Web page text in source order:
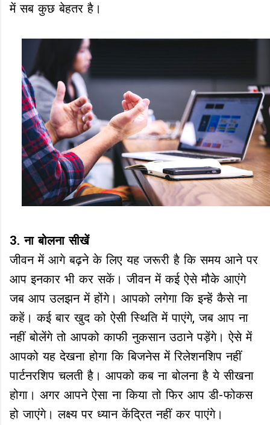
में सब कुछ बेहतर है।
3. ना बोलना सीखें
जीवन में आगे बढ़ने के लिए यह जरूरी है कि समय आने पर
आप इनकार भी कर सकें। जीवन में कई ऐसे मौके आएंगे
जब आप उलझन में होंगे। आपको लगेगा कि इन्हें कैसे ना
कहें। कई बार खुद को ऐसी स्थिति में पाएंगे, जब आप ना
नहीं बोलेंगे तो आपको काफी नुकसान उठाने पड़ेंगे। ऐसे में
आपको यह देखना होगा कि बिजनेस में रिलेशनशिप नहीं
पार्टनरशिप चलती है। आपको कब ना बोलना है ये सीखना
होगा। अगर आपने ऐसा ना किया तो फिर आप डी-फोकस
हो जाएंगे। लक्ष्य पर ध्यान केंद्रित नहीं कर पाएंगे।